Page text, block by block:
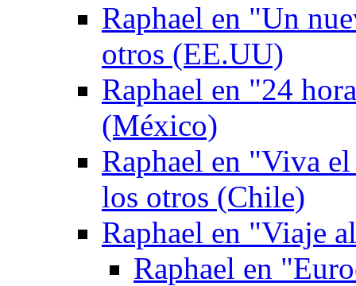
Raphael en "Un
otros (EE.UU)
Raphael en "24
(México)
Raphael en "Viva
los otros (Chile)
Raphael en "Viaje
Raphael en